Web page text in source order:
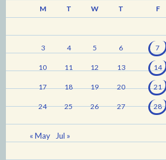
M T W T F
3 4 5 6 7
10 11 12 13 14
17 18 19 20 21
24 25 26 27 28
« May Jul »